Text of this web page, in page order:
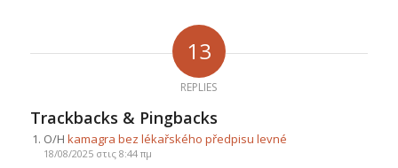
13
REPLIES
Trackbacks & Pingbacks
Ο/Η kamagra bez lékařského předpisu levné
18/08/2025 στις 8:44 πμ